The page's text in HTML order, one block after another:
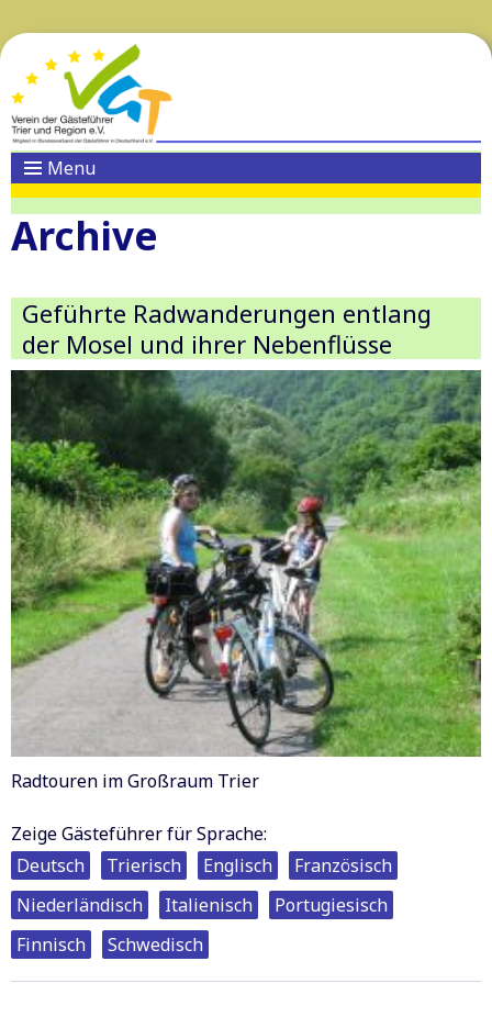
Menu
Archive
Geführte Radwanderungen entlang
der Mosel und ihrer Nebenflüsse
Radtouren im Großraum Trier
Zeige Gästeführer für Sprache:
Deutsch
Trierisch Englisch
Französisch
Niederländisch
Italienisch
Portugiesisch
Finnisch
Schwedisch